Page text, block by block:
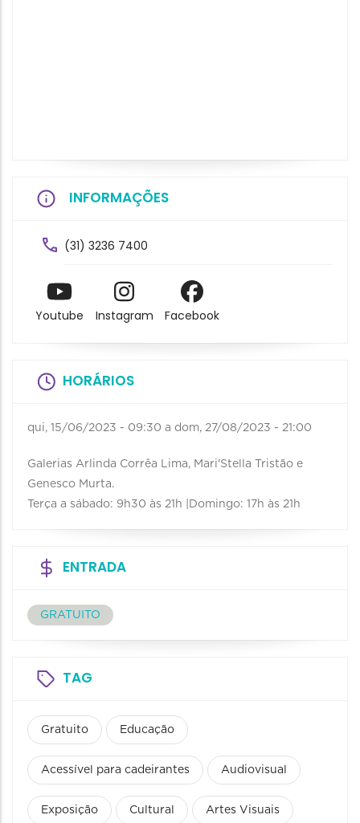
INFORMAÇÕES
(31) 3236 7400
Youtube Instagram Facebook
HORÁRIOS
qui, 15/06/2023 - 09:30 a dom, 27/08/2023 - 21:00
Galerias Arlinda Corrêa Lima, Mari'Stella Tristão e
Genesco Murta.
Terça a sábado: 9h30 às 21h |Domingo: 17h às 21h
ENTRADA
GRATUITO
TAG
Gratuito Educação
Acessível para cadeirantes Audiovisual
Exposição Cultural Artes Visuais